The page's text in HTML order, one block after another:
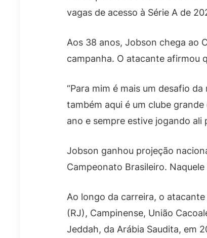
vagas de acesso à Série A de
Aos 38 anos, Jobson chega ao
campanha. O atacante afirmou
“Para mim é mais um desafio
também aqui é um clube
ano e sempre estive jogando ali
Jobson ganhou projeção
Campeonato Brasileiro.
Ao longo da carreira, o
(RJ), Campinense, União
Jeddah, da Arábia Saudita, em